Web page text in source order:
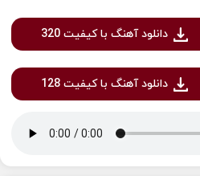
دانلود آهنگ با کیفیت 320
دانلود آهنگ با کیفیت 128